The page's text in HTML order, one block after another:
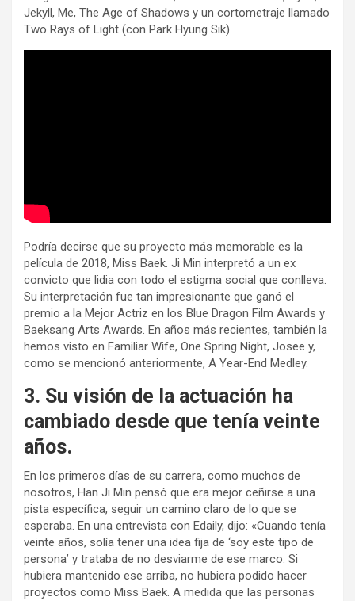
Jekyll, Me, The Age of Shadows y un cortometraje llamado
Two Rays of Light (con Park Hyung Sik).
Podría decirse que su proyecto más memorable es la
película de 2018, Miss Baek. Ji Min interpretó a un ex
convicto que lidia con todo el estigma social que conlleva.
Su interpretación fue tan impresionante que ganó el
premio a la Mejor Actriz en los Blue Dragon Film Awards y
Baeksang Arts Awards. En años más recientes, también la
hemos visto en Familiar Wife, One Spring Night, Josee y,
como se mencionó anteriormente, A Year-End Medley.
3. Su visión de la actuación ha
cambiado desde que tenía veinte
años.
En los primeros días de su carrera, como muchos de
nosotros, Han Ji Min pensó que era mejor ceñirse a una
pista específica, seguir un camino claro de lo que se
esperaba. En una entrevista con Edaily, dijo: «Cuando tenía
veinte años, solía tener una idea fija de ‘soy este tipo de
persona’ y trataba de no desviarme de ese marco. Si
hubiera mantenido ese arriba, no hubiera podido hacer
proyectos como Miss Baek. A medida que las personas